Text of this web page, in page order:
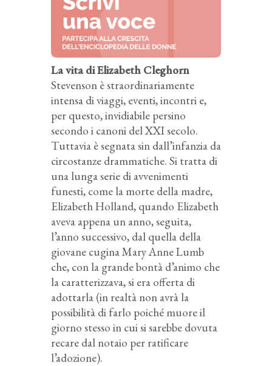
La vita di Elizabeth Cleghorn
Stevenson è straordinariamente
intensa di viaggi, eventi, incontri e,
per questo, invidiabile persino
secondo i canoni del XXI secolo.
Tuttavia è segnata sin dall’infanzia da
circostanze drammatiche. Si tratta di
una lunga serie di avvenimenti
funesti, come la morte della madre,
Elizabeth Holland, quando Elizabeth
aveva appena un anno, seguita,
l’anno successivo, dal quella della
giovane cugina Mary Anne Lumb
che, con la grande bontà d’animo che
la caratterizzava, si era offerta di
adottarla (in realtà non avrà la
possibilità di farlo poiché muore il
giorno stesso in cui si sarebbe dovuta
recare dal notaio per ratificare
l’adozione).